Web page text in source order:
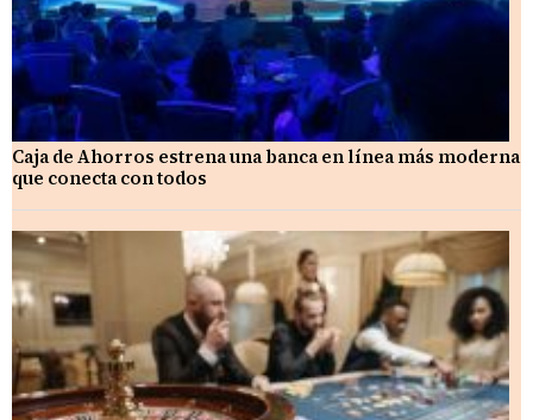
Caja de Ahorros estrena una banca en línea más moderna
que conecta con todos